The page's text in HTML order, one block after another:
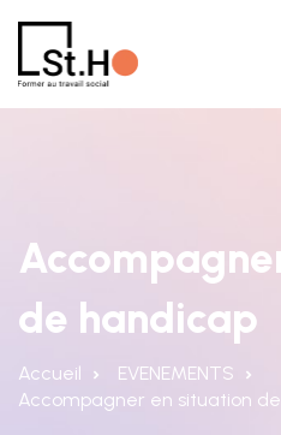
de handicap
Accueil
EVENEMENTS
Accompagner en situation